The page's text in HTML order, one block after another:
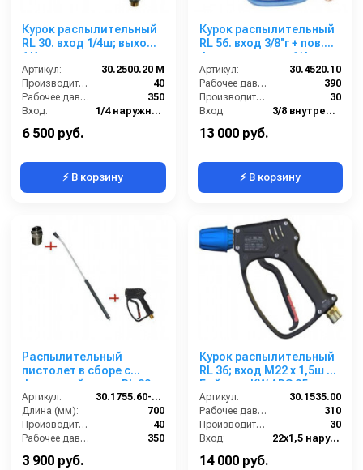
Курок распылительный
RL 30. вход 1/4ш; выход
1/4г
Артикул:
30.2500.20 M
Производительность (л/мин):
40
Рабочее давление (бар):
350
Вход:
1/4 наружняя резьба
6 500 руб.
⚡ В корзину
Курок распылительный
RL 56. вход 3/8''г + пов.
фиттинг; выход 1/4г.
Артикул:
30.4520.10
Рабочее давление (бар):
390
Производительность (л/мин):
30
Вход:
3/8 внутренняя резьба вращающаяся
13 000 руб.
⚡ В корзину
Распылительный
пистолет в сборе с
форсункой курок RL 30
М22х1,5ш 700 мм.
(Изогнутый)
Артикул:
30.1755.60-700 ZINK PA 30
Длина (мм):
700
Производительность (л/мин):
40
Рабочее давление (бар):
350
3 900 руб.
Курок распылительный
RL 36; вход М22 х 1,5ш +
Байонет KW ARS 25
синий (нерж.).
Артикул:
30.1535.00
Рабочее давление (бар):
310
Производительность (л/мин):
30
Вход:
22х1,5 наружняя резьба
14 000 руб.